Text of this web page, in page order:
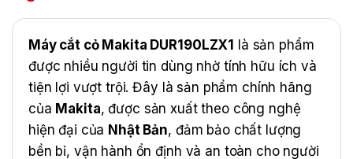
Máy cắt cỏ Makita DUR190LZX1 là sản phẩm
được nhiều người tin dùng nhờ tính hữu ích và
tiện lợi vượt trội. Đây là sản phẩm chính hãng
của Makita, được sản xuất theo công nghệ
hiện đại của Nhật Bản, đảm bảo chất lượng
bền bỉ, vận hành ổn định và an toàn cho người